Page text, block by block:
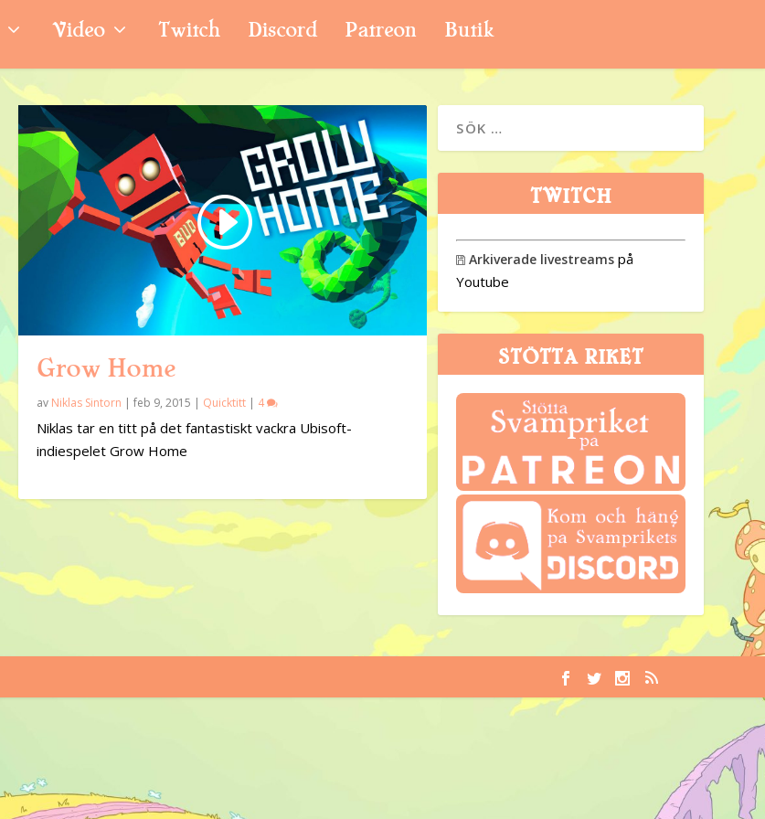
Video Twitch Discord Patreon Butik
Grow Home
av Niklas Sintorn | feb 9, 2015 | Quicktitt| 4
Niklas tar en titt på det fantastiskt vackra Ubisoft-
indiespelet Grow Home
TWITCH
 Arkiverade livestreams på
Youtube
STÖTTA RIKET